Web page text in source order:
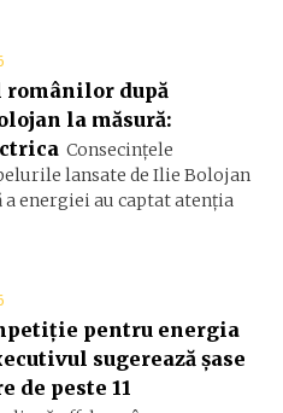
românilor după
la măsură:
Consecințele
lansate de Ilie Bolojan
energiei au captat atenția
pentru energia
sugerează șase
de peste 11